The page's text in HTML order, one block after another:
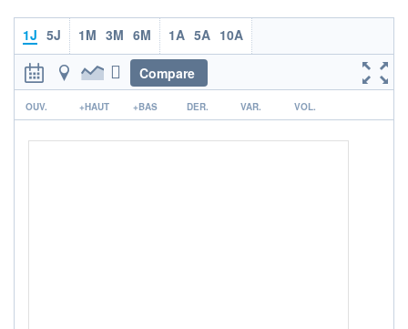
OUVERTURE
0,0116
CLÔTURE VEILLE
0,0117 0,0116
COTATION SPÉCIFIQUE
1J 5J 1M 3M 6M 1A 5A 10A
Compare
r
OUV. +HAUT +BAS DER. VAR. VOL.